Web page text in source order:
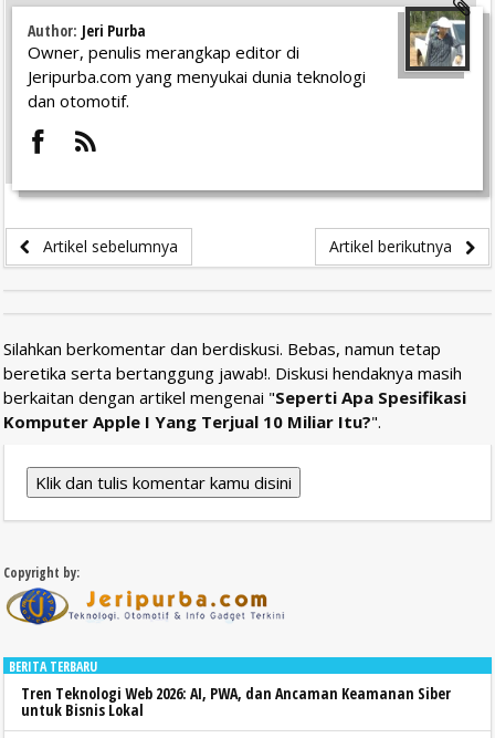
Author: Jeri Purba
Owner, penulis merangkap editor di
Jeripurba.com yang menyukai dunia teknologi
dan otomotif.
Artikel sebelumnya Artikel berikutnya
Silahkan berkomentar dan berdiskusi. Bebas, namun tetap
beretika serta bertanggung jawab!. Diskusi hendaknya masih
berkaitan dengan artikel mengenai "Seperti Apa Spesifikasi
Komputer Apple I Yang Terjual 10 Miliar Itu?".
Klik dan tulis komentar kamu disini
Copyright by:
BERITA TERBARU
Tren Teknologi Web 2026: AI, PWA, dan Ancaman Keamanan Siber
untuk Bisnis Lokal